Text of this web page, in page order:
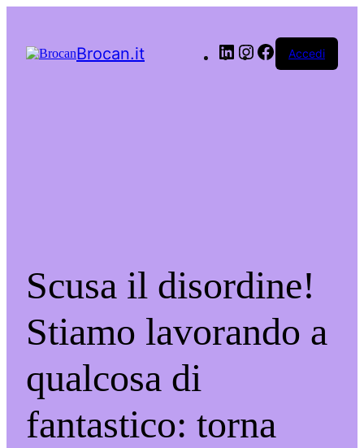
Brocan.it LinkedInInstagram
Facebook
Accedi
Scusa il disordine!
Stiamo lavorando a
qualcosa di
fantastico: torna